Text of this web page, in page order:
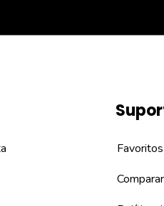
Favoritos
Comparar